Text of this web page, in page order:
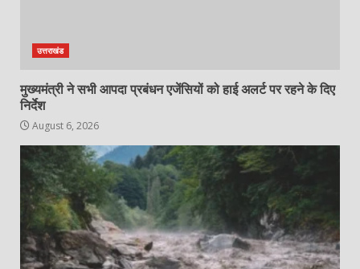
उत्तराखंड
मुख्यमंत्री ने सभी आपदा प्रबंधन एजेंसियों को हाई अलर्ट पर रहने के दिए
निर्देश
August 6, 2026